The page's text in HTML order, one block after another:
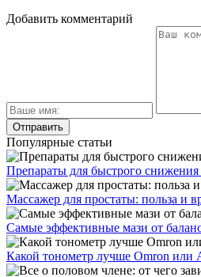
Добавить комментарий
Популярные статьи
Препараты для быстрого снижения
Массажер для простаты: польза и
Самые эффективные мази от
Какой тонометр лучше Omron или